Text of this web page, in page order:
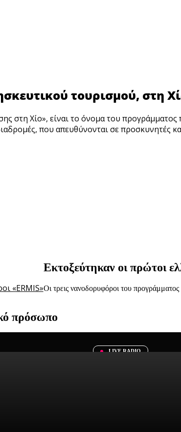
LIVE RADIO
τουρισμού, στη
στη Χίο», είναι το όνομα του
που απευθύνονται σε προσκυνητές
Εκτοξεύτηκαν οι πρώτοι
Οι τρεις νανοδορυφόροι του
πρόσωπο